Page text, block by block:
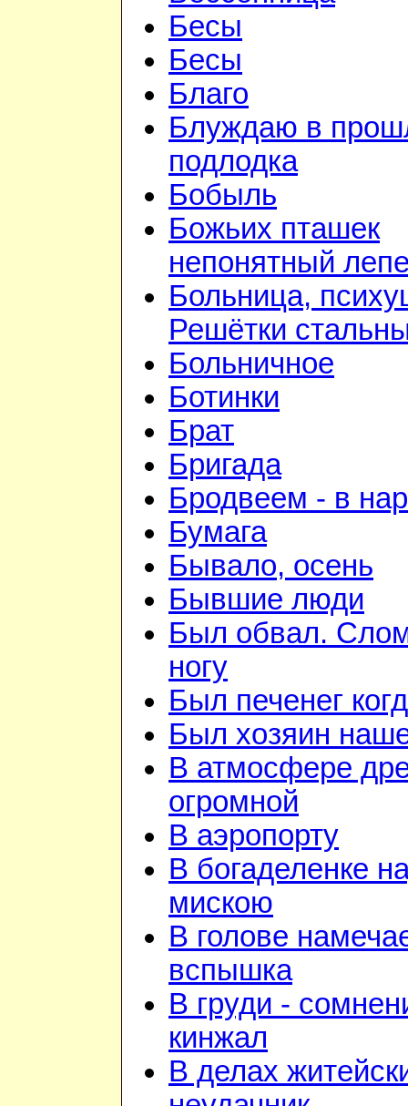
Бесы
Бесы
Благо
Блуждаю в
подлодка
Бобыль
Божьих пташек
непонятный
Больница,
Решётки
Больничное
Ботинки
Брат
Бригада
Бродвеем - в
Бумага
Бывало, осень
Бывшие люди
Был обвал.
ногу
Был печенег
Был хозяин
В атмосфере
огромной
В аэропорту
В богаделенке
мискою
В голове
вспышка
В груди -
кинжал
В делах